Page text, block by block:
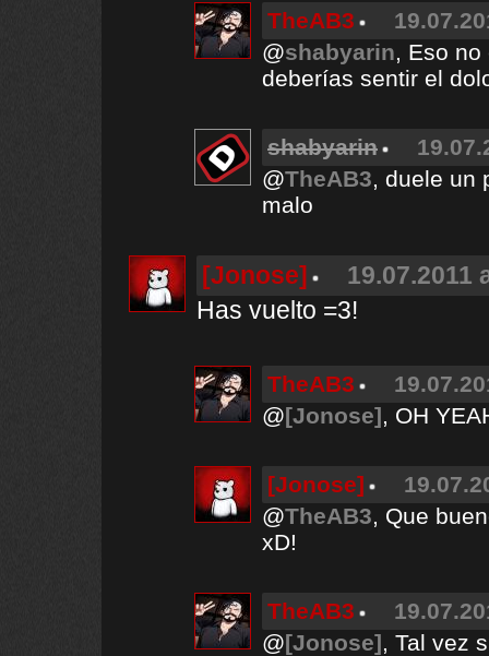
TheAB3
@shabyarin, Eso
deberías sentir el
shabyarin
@TheAB3, duele un
malo
[Jonose]
19.07.2011
Has vuelto =3!
TheAB3
@[Jonose], OH
[Jonose]
@TheAB3, Que
xD!
TheAB3
@[Jonose], Tal vez